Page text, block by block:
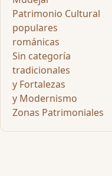
Patrimonio Cultural
populares
románicas
Sin categoría
tradicionales
y Fortalezas
y Modernismo
Zonas Patrimoniales